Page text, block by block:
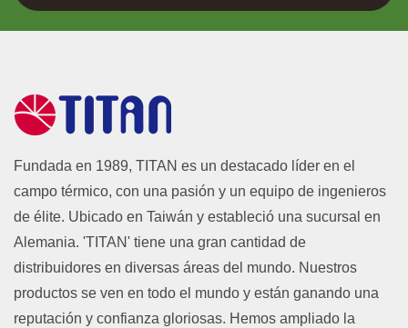
Fundada en 1989, TITAN es un destacado líder en el
campo térmico, con una pasión y un equipo de ingenieros
de élite. Ubicado en Taiwán y estableció una sucursal en
Alemania. 'TITAN' tiene una gran cantidad de
distribuidores en diversas áreas del mundo. Nuestros
productos se ven en todo el mundo y están ganando una
reputación y confianza gloriosas. Hemos ampliado la